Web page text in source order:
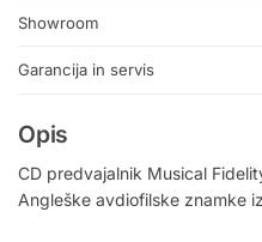
Showroom
Garancija in servis
Opis
CD predvajalnik Musical
Angleške avdiofilske znamke